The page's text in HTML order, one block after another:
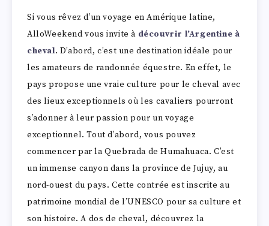
Si vous rêvez d’un voyage en Amérique latine,
AlloWeekend vous invite à découvrir l’Argentine à
cheval. D’abord, c’est une destination idéale pour
les amateurs de randonnée équestre. En effet, le
pays propose une vraie culture pour le cheval avec
des lieux exceptionnels où les cavaliers pourront
s’adonner à leur passion pour un voyage
exceptionnel. Tout d’abord, vous pouvez
commencer par la Quebrada de Humahuaca. C’est
un immense canyon dans la province de Jujuy, au
nord-ouest du pays. Cette contrée est inscrite au
patrimoine mondial de l’UNESCO pour sa culture et
son histoire. A dos de cheval, découvrez la